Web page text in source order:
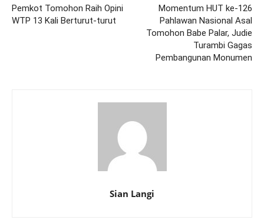
Pemkot Tomohon Raih Opini
WTP 13 Kali Berturut-turut
Momentum HUT ke-126
Pahlawan Nasional Asal
Tomohon Babe Palar, Judie
Turambi Gagas
Pembangunan Monumen
Sian Langi